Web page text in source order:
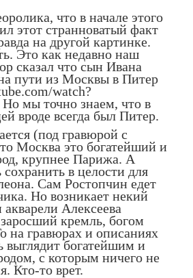
что в начале этого
этот странноватый факт
на другой картинке.
Это как недавно наш
сказал что сын Ивана
пути из Москвы в Питер
watch?
мы точно знаем, что в
вроде всегда был Питер.
(под гравюрой с
Москва это богатейший и
крупнее Парижа. А
в целости для
Сам Ростопчин едет
Но возникает некий
Алексеева
кремль, богом
на гравюрах и описаниях
выглядит богатейшим и
с которым ничего не
Кто-то врет.